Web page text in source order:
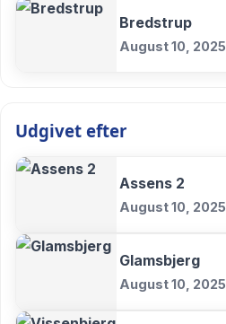
Bredstrup
August 10, 2025
Udgivet efter
Assens 2
August 10, 2025
Glamsbjerg
August 10, 2025